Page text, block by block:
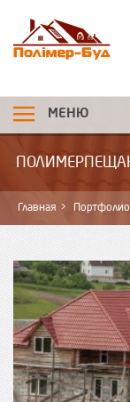
МЕНЮ
Главная Портфолио